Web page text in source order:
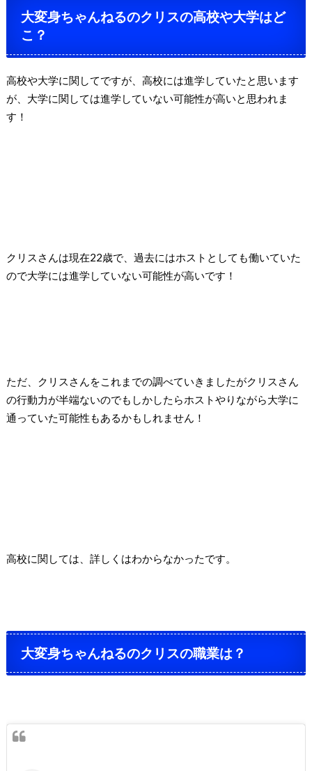
大変身ちゃんねるのクリスの高校や大学はど
こ？
高校や大学に関してですが、高校には進学していたと思います
が、大学に関しては進学していない可能性が高いと思われま
す！
クリスさんは現在22歳で、過去にはホストとしても働いていた
ので大学には進学していない可能性が高いです！
ただ、クリスさんをこれまでの調べていきましたがクリスさん
の行動力が半端ないのでもしかしたらホストやりながら大学に
通っていた可能性もあるかもしれません！
高校に関しては、詳しくはわからなかったです。
大変身ちゃんねるのクリスの職業は？